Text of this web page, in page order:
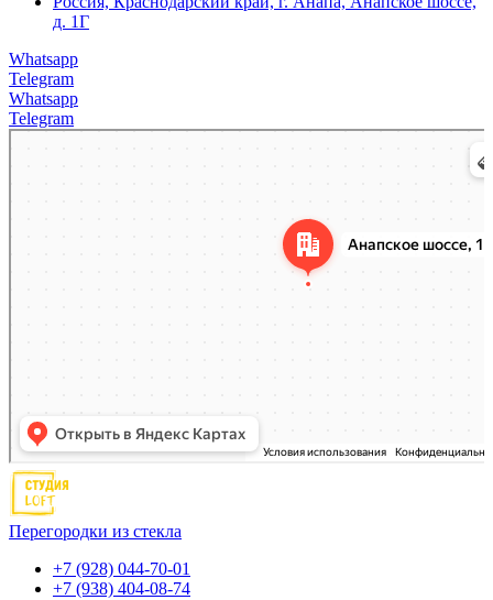
д. 1Г
Whatsapp
Telegram
Whatsapp
Telegram
Перегородки из стекла
+7 (928) 044-70-01
+7 (938) 404-08-74